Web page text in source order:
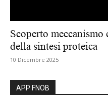
Scoperto
della sintesi proteica
10 Dicembre 2025
APP FNOB